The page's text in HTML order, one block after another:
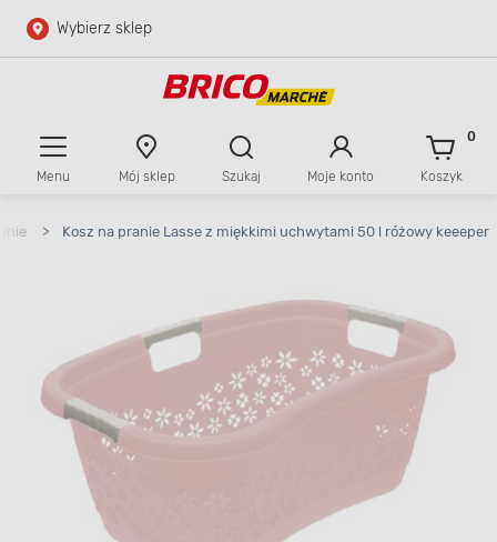
Przejdź do głównej zawartości
Wybierz sklep
Menu Mój sklep Szukaj Moje konto Koszyk
0
> Kosz na pranie Lasse z miękkimi uchwytami 50 l różowy keeeper